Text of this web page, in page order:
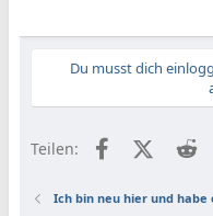
Du musst dich
Teilen: Facebook
X
Ich bin neu hier und habe